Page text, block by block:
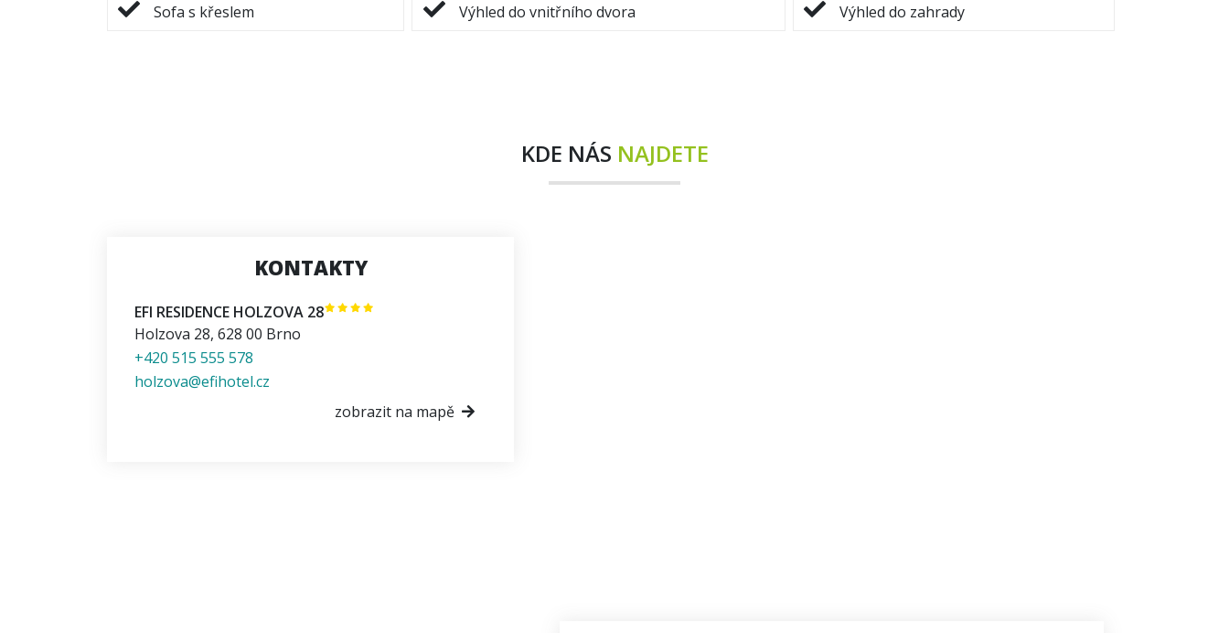
Sofa s křeslem Výhled do vnitřního dvora Výhled do zahrady
KDE NÁS NAJDETE
KONTAKTY
EFI RESIDENCE HOLZOVA 28
Holzova 28, 628 00 Brno
+420 515 555 578
holzova@efihotel.cz
zobrazit na mapě